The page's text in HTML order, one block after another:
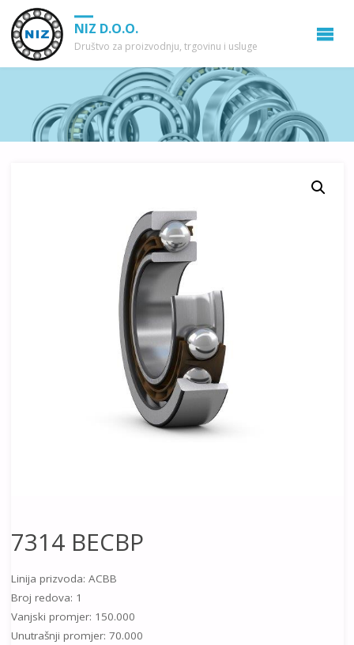
NIZ D.O.O.
Društvo za proizvodnju, trgovinu i usluge
7314 BECBP
Linija prizvoda: ACBB
Broj redova: 1
Vanjski promjer: 150.000
Unutrašnji promjer: 70.000